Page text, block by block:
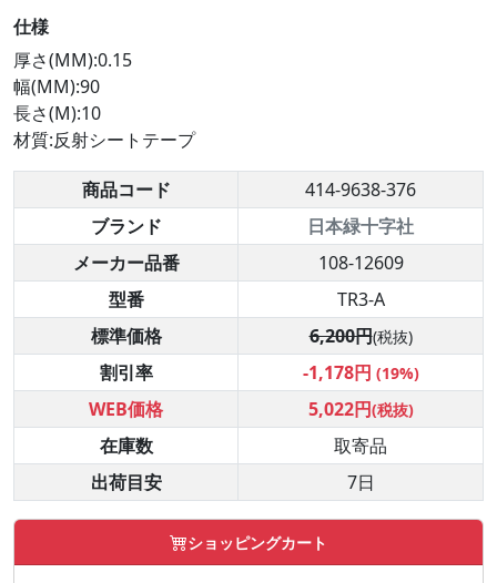
仕様
厚さ(MM):0.15
幅(MM):90
長さ(M):10
材質:反射シートテープ
商品コード
414-9638-376
ブランド
日本緑十字社
メーカー品番
108-12609
型番
TR3-A
標準価格
6,200円(税抜)
割引率 -1,178円 (19%)
WEB価格 5,022円(税抜)
在庫数
取寄品
出荷目安
7日
ショッピングカート